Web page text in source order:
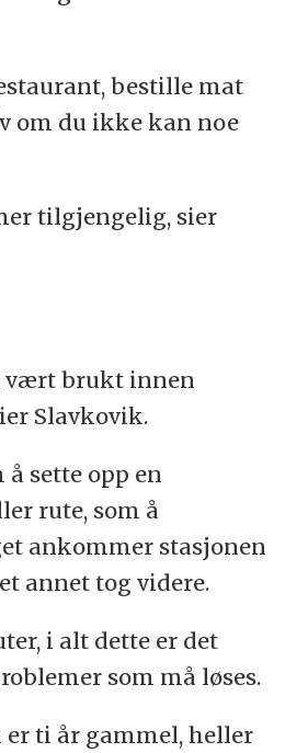
bestille mat
om du ikke kan noe
tilgjengelig, sier
vært brukt innen
Slavkovik.
sette opp en
rute, som å
ankommer stasjonen
annet tog videre.
i alt dette er det
som må løses.
er ti år gammel, heller